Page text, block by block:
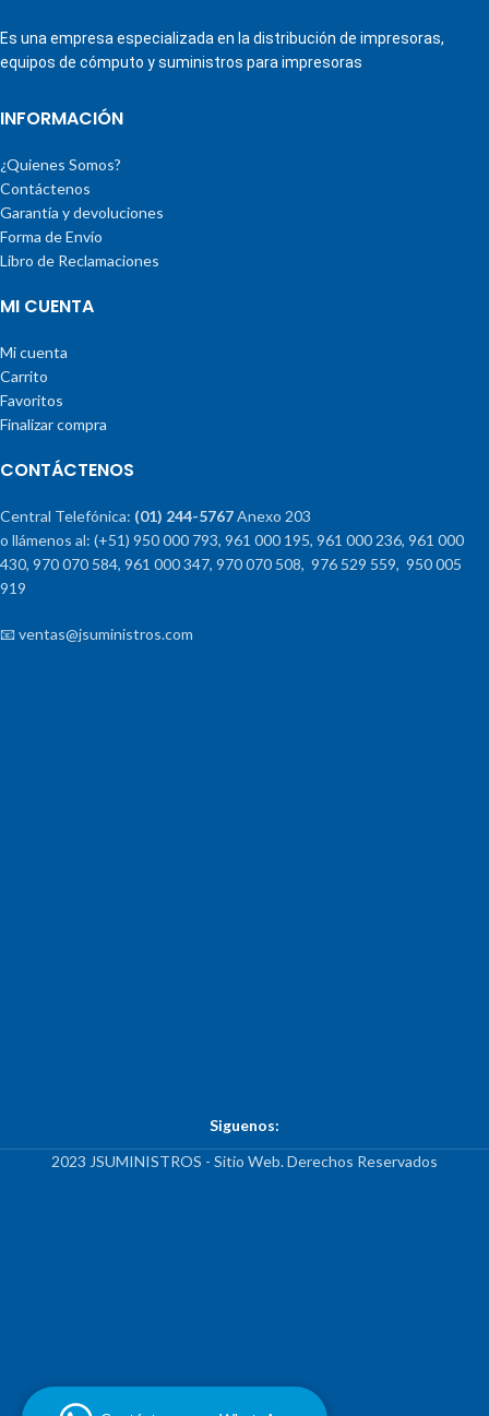
Es una empresa especializada en la distribución de impresoras,
equipos de cómputo y suministros para impresoras
INFORMACIÓN
¿Quienes Somos?
Contáctenos
Garantía y devoluciones
Forma de Envío
Libro de Reclamaciones
MI CUENTA
Mi cuenta
Carrito
Favoritos
Finalizar compra
CONTÁCTENOS
Central Telefónica: (01) 244-5767Anexo 203
o llámenos al: (+51) 950 000 793, 961 000 195, 961 000 236, 961 000
430, 970 070 584, 961 000 347, 970 070 508, 976 529 559, 950 005
919
📧 ventas@jsuministros.com
Siguenos:
2023 JSUMINISTROS - Sitio Web. Derechos Reservados